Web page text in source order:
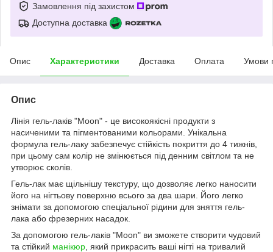
Замовлення під захистом
Доступна доставка
Опис Характеристики Доставка Оплата Умови
Опис
Лінія гель-лаків "Moon" - це високоякісні продукти з
насиченими та пігментованими кольорами. Унікальна
формула гель-лаку забезпечує стійкість покриття до 4 тижнів,
при цьому сам колір не змінюється під денним світлом та не
утворює сколів.
Гель-лак має щільнішу текстуру, що дозволяє легко наносити
його на нігтьову поверхню всього за два шари. Його легко
знімати за допомогою спеціальної рідини для зняття гель-
лака або фрезерних насадок.
За допомогою гель-лаків "Moon" ви зможете створити чудовий
та стійкий манікюр , який прикрасить ваші нігті на тривалий